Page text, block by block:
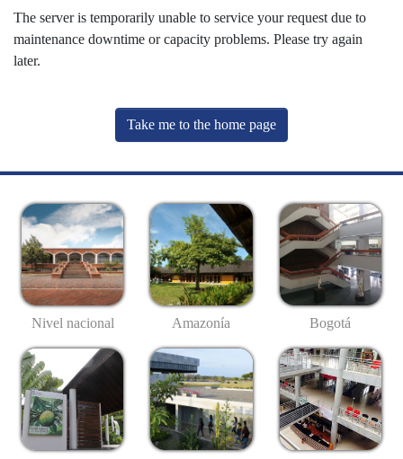
The server is temporarily unable to service your request due to
maintenance downtime or capacity problems. Please try again
later.
Take me to the home page
Nivel nacional Amazonía Bogotá